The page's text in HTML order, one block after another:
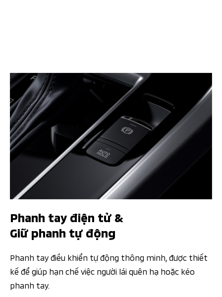
Phanh tay điện tử &
Giữ phanh tự động
Phanh tay điều khiển tự động thông minh, được thiết
kế để giúp hạn chế việc người lái quên hạ hoặc kéo
phanh tay.